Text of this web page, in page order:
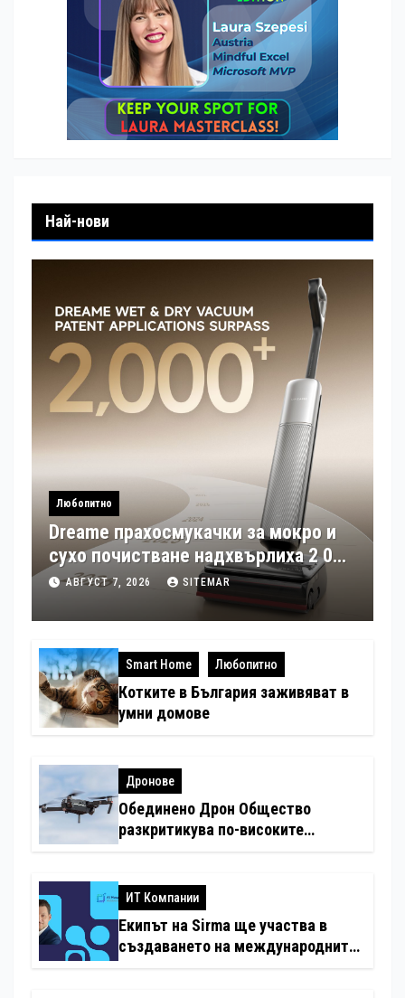
Най-нови
Любопитно
Dreame прахосмукачки за мокро и
сухо почистване надхвърлиха 2 000
патентни заявки в световен мащаб
АВГУСТ 7, 2026 SITEMAR
Smart Home Любопитно
Котките в България заживяват в
умни домове
Дронове
Обединено Дрон Общество
разкритикува по-високите
ИТ Компании
Екипът на Sirma ще участва в
създаването на международните